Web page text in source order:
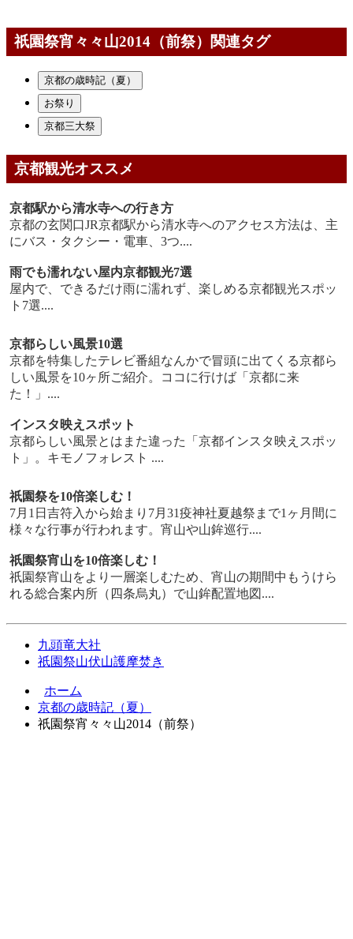
祇園祭宵々々山2014（前祭）関連タグ
京都の歳時記（夏）
お祭り
京都三大祭
京都観光オススメ
京都駅から清水寺への行き方
京都の玄関口JR京都駅から清水寺へのアクセス方法は、主
にバス・タクシー・電車、3つ....
雨でも濡れない屋内京都観光7選
屋内で、できるだけ雨に濡れず、楽しめる京都観光スポッ
ト7選....
京都らしい風景10選
京都を特集したテレビ番組なんかで冒頭に出てくる京都ら
しい風景を10ヶ所ご紹介。ココに行けば「京都に来
た！」....
インスタ映えスポット
京都らしい風景とはまた違った「京都インスタ映えスポッ
ト」。キモノフォレスト ....
祇園祭を10倍楽しむ！
7月1日吉符入から始まり7月31疫神社夏越祭まで1ヶ月間に
様々な行事が行われます。宵山や山鉾巡行....
祇園祭宵山を10倍楽しむ！
祇園祭宵山をより一層楽しむため、宵山の期間中もうけら
れる総合案内所（四条烏丸）で山鉾配置地図....
九頭竜大社
祇園祭山伏山護摩焚き
ホーム
京都の歳時記（夏）
祇園祭宵々々山2014（前祭）